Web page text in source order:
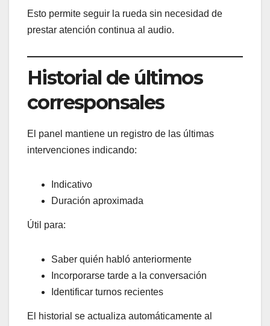
Esto permite seguir la rueda sin necesidad de
prestar atención continua al audio.
Historial de últimos
corresponsales
El panel mantiene un registro de las últimas
intervenciones indicando:
Indicativo
Duración aproximada
Útil para:
Saber quién habló anteriormente
Incorporarse tarde a la conversación
Identificar turnos recientes
El historial se actualiza automáticamente al